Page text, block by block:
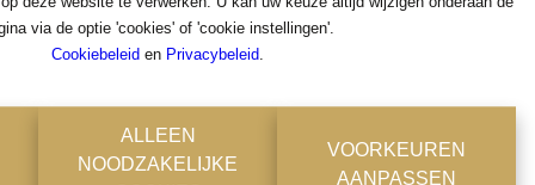
via de optie 'cookies' of 'cookie instellingen'.
Cookiebeleid en Privacybeleid.
ALLEEN
NOODZAKELIJKE
VOORKEUREN
AANPASSEN